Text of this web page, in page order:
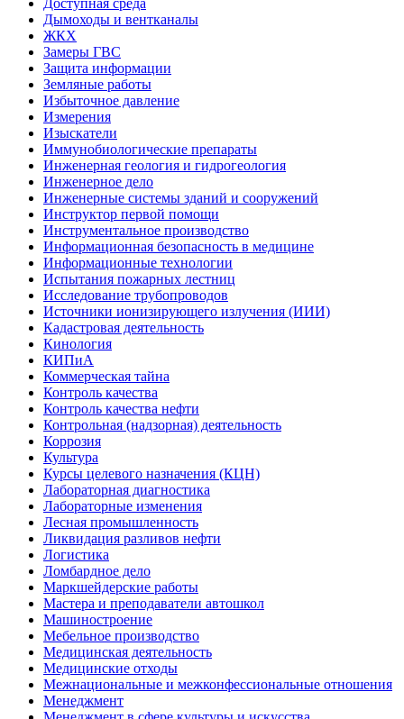
Доступная среда
Дымоходы и вентканалы
ЖКХ
Замеры ГВС
Защита информации
Земляные работы
Избыточное давление
Измерения
Изыскатели
Иммунобиологические препараты
Инженерная геология и гидрогеология
Инженерное дело
Инженерные системы зданий и сооружений
Инструктор первой помощи
Инструментальное производство
Информационная безопасность в медицине
Информационные технологии
Испытания пожарных лестниц
Исследование трубопроводов
Источники ионизирующего излучения (ИИИ)
Кадастровая деятельность
Кинология
КИПиА
Коммерческая тайна
Контроль качества
Контроль качества нефти
Контрольная (надзорная) деятельность
Коррозия
Культура
Курсы целевого назначения (КЦН)
Лабораторная диагностика
Лабораторные изменения
Лесная промышленность
Ликвидация разливов нефти
Логистика
Ломбардное дело
Маркшейдерские работы
Мастера и преподаватели автошкол
Машиностроение
Мебельное производство
Медицинская деятельность
Медицинские отходы
Межнациональные и межконфессиональные отношения
Менеджмент